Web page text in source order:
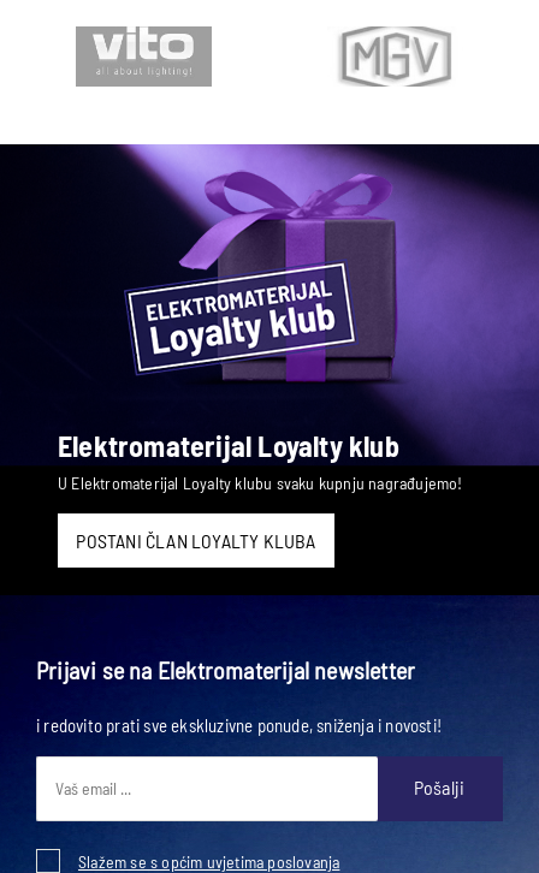
Elektromaterijal Loyalty klub
U Elektromaterijal Loyalty klubu svaku kupnju nagrađujemo!
POSTANI ČLAN LOYALTY KLUBA
Prijavi se na Elektromaterijal newsletter
i redovito prati sve ekskluzivne ponude, sniženja i novosti!
Pošalji
Slažem se s općim uvjetima poslovanja